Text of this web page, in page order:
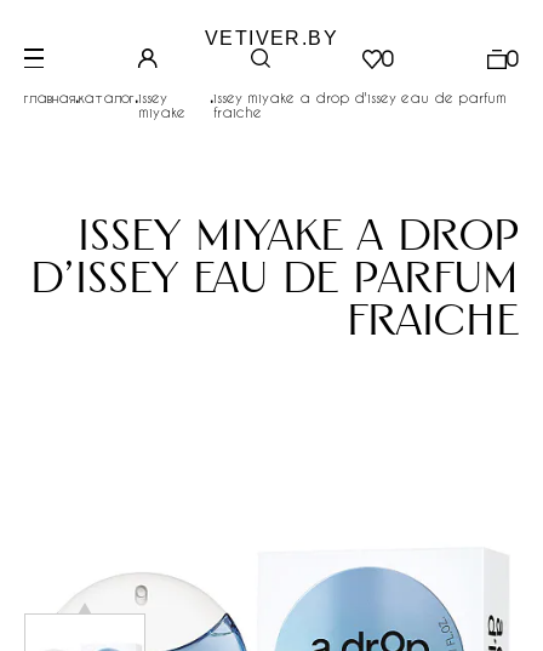
VETIVER.BY
0 0
главная.каталог.issey
miyake
.issey miyake a drop d'issey eau de parfum
fraiche
issey miyake a drop
d'issey eau de parfum
fraiche